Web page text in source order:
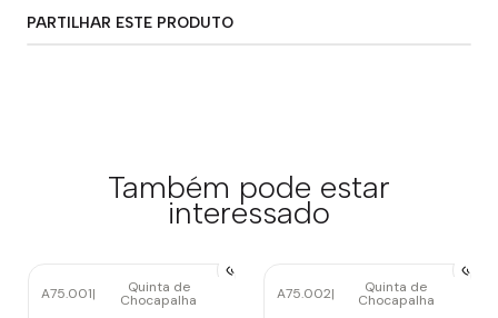
PARTILHAR ESTE PRODUTO
Também pode estar
interessado
A75.001| Quinta de
Chocapalha A75.002| Quinta de
Chocapalha